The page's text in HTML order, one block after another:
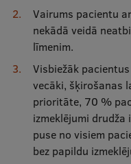
Vairums pacientu
nekādā veidā
līmenim.
Visbiežāk
vecāki, šķirošanas
prioritāte, 70 %
izmeklējumi drudža
puse no visiem
bez papildu